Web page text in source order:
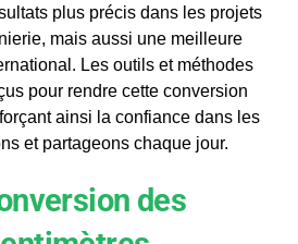
plus précis dans les projets
mais aussi une meilleure
Les outils et méthodes
pour rendre cette conversion
ainsi la confiance dans les
et partageons chaque jour.
des